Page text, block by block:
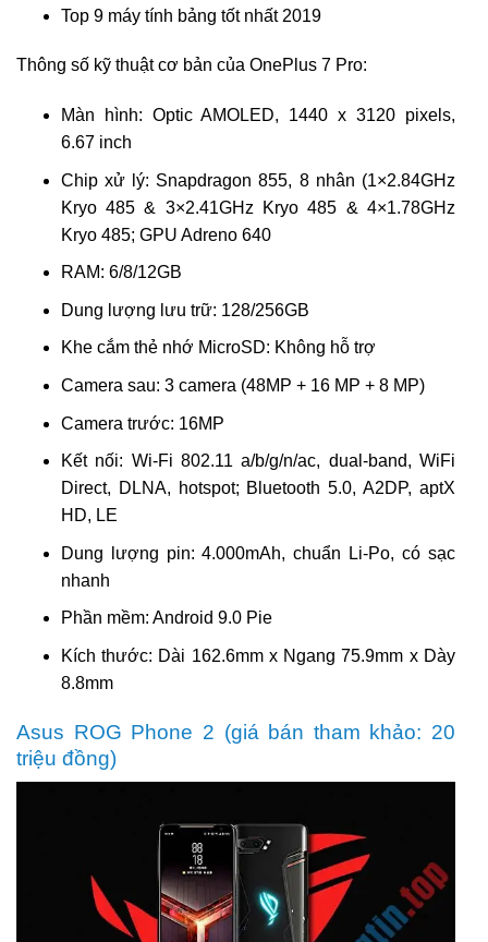
Top 9 máy tính bảng tốt nhất 2019
Thông số kỹ thuật cơ bản của OnePlus 7 Pro:
Màn hình: Optic AMOLED, 1440 x 3120 pixels,
6.67 inch
Chip xử lý: Snapdragon 855, 8 nhân (1×2.84GHz
Kryo 485 & 3×2.41GHz Kryo 485 & 4×1.78GHz
Kryo 485; GPU Adreno 640
RAM: 6/8/12GB
Dung lượng lưu trữ: 128/256GB
Khe cắm thẻ nhớ MicroSD: Không hỗ trợ
Camera sau: 3 camera (48MP + 16 MP + 8 MP)
Camera trước: 16MP
Kết nối: Wi-Fi 802.11 a/b/g/n/ac, dual-band, WiFi
Direct, DLNA, hotspot; Bluetooth 5.0, A2DP, aptX
HD, LE
Dung lượng pin: 4.000mAh, chuẩn Li-Po, có sạc
nhanh
Phần mềm: Android 9.0 Pie
Kích thước: Dài 162.6mm x Ngang 75.9mm x Dày
8.8mm
Asus ROG Phone 2 (giá bán tham khảo: 20
triệu đồng)